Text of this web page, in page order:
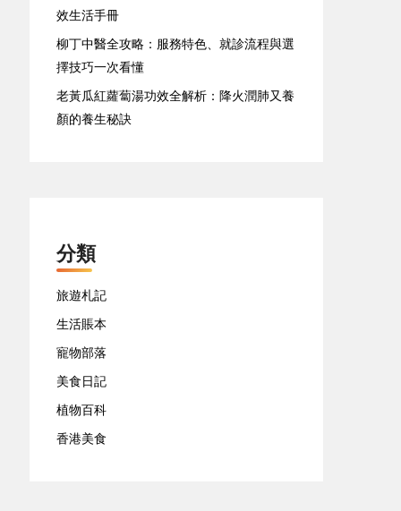
效生活手冊
柳丁中醫全攻略：服務特色、就診流程與選
擇技巧一次看懂
老黃瓜紅蘿蔔湯功效全解析：降火潤肺又養
顏的養生秘訣
分類
旅遊札記
生活賬本
寵物部落
美食日記
植物百科
香港美食